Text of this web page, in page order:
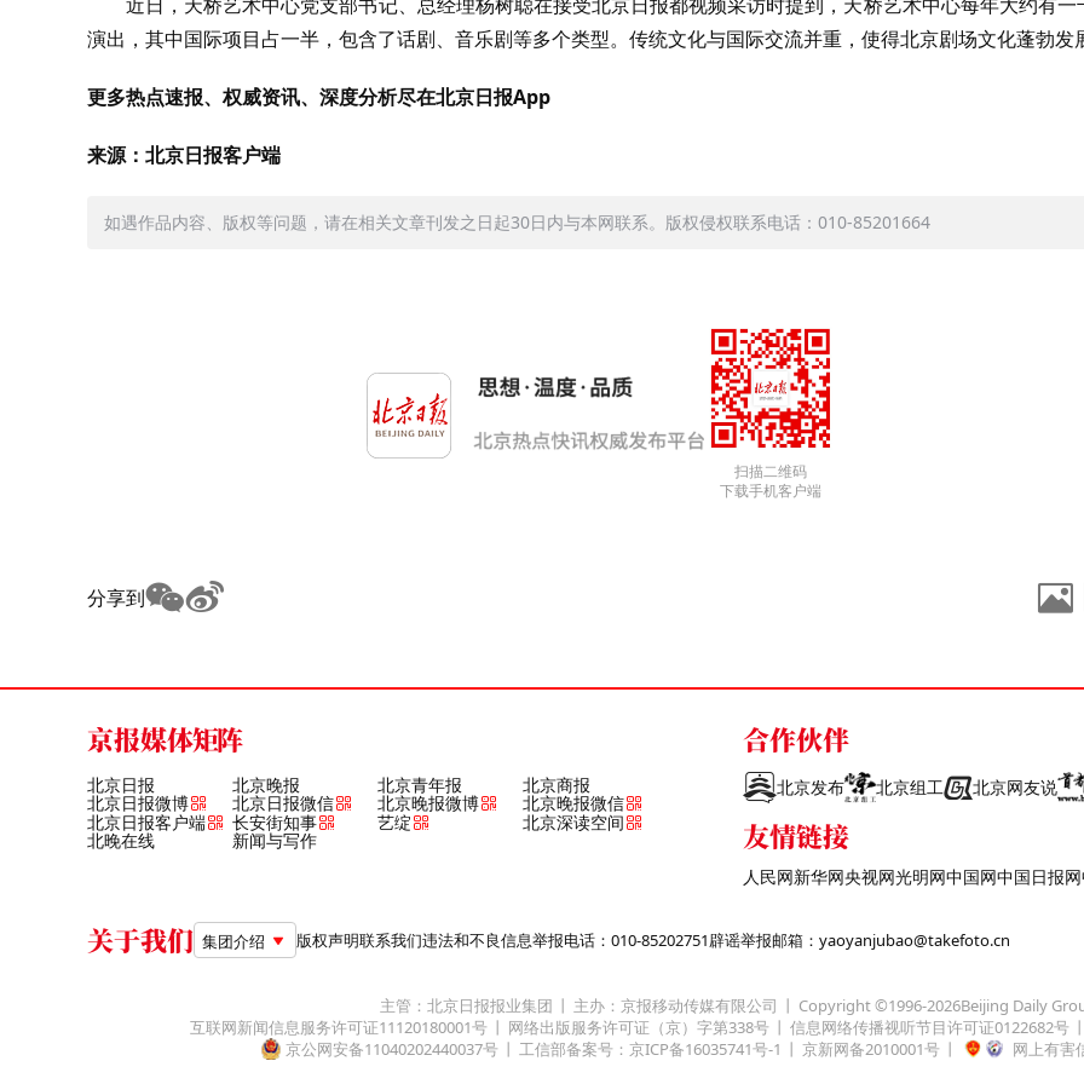
演出，其中国际项目占一半，包含了话剧、音乐剧等多个类型。传统文化与国际交流并重，使得北京剧场文化蓬勃发
更多热点速报、权威资讯、深度分析尽在北京日报App
来源：北京日报客户端
如遇作品内容、版权等问题，请在相关文章刊发之日起30日内与本网联系。版权侵权联系电话：010-85201664
扫描二维码
下载手机客户端
分享到
京报媒体矩阵
北京日报 北京晚报 北京青年报 北京商报
北京日报微博 北京日报微信 北京晚报微博
北京晚报微信
北京日报客户端
长安街知事 艺绽 北京深读空间
北晚在线 新闻与写作
合作伙伴
北京发布 北京组工 北京网友说
友情链接
人民网新华网央视网光明网中国网中国日报网
关于我们 集团介绍 版权声明联系我们违法和不良信息举报电话：010-85202751辟谣举报邮箱：yaoyanjubao@takefoto.cn
主管：北京日报报业集团 主办：京报移动传媒有限公司 Copyright ©1996-2026Beijing Daily
互联网新闻信息服务许可证11120180001号
网络出版服务许可证（京）字第338号 信息网络传播视听节目许可证0122682号
京公网安备11040202440037号
工信部备案号：京ICP备16035741号-1 京新网备2010001号 网上有害